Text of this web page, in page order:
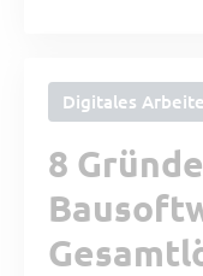
Digitales
8